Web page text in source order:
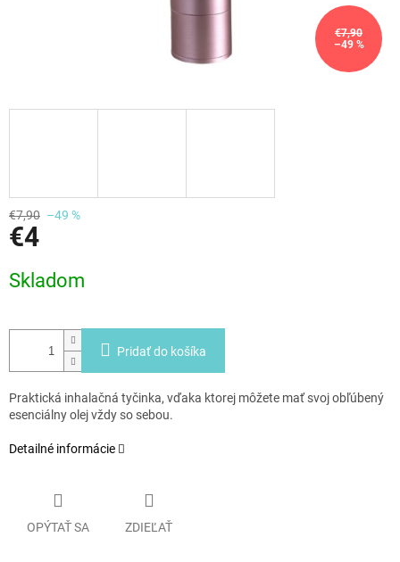
€7,90
–49 %
€7,90 –49 %
€4
cena:
Skladom
Pridať do košíka
Praktická inhalačná tyčinka, vďaka ktorej môžete mať svoj obľúbený
esenciálny olej vždy so sebou.
Detailné informácie
OPÝTAŤ SA ZDIEĽAŤ